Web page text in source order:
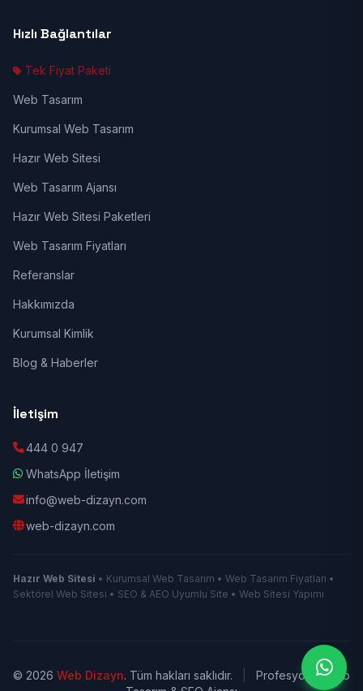
Hızlı Bağlantılar
Tek Fiyat Paketi
Web Tasarım
Kurumsal Web Tasarım
Hazır Web Sitesi
Web Tasarım Ajansı
Hazır Web Sitesi Paketleri
Web Tasarım Fiyatları
Referanslar
Hakkımızda
Kurumsal Kimlik
Blog & Haberler
İletişim
444 0 947
WhatsApp İletişim
info@web-dizayn.com
web-dizayn.com
Hazır Web Sitesi • Kurumsal Web Tasarım • Web Tasarım Fiyatları •
Sektörel Web Sitesi • SEO & AEO Uyumlu Site • Web Sitesi Yapımı
© 2026 Web Dizayn. Tüm hakları saklıdır.
Profesyonel Web